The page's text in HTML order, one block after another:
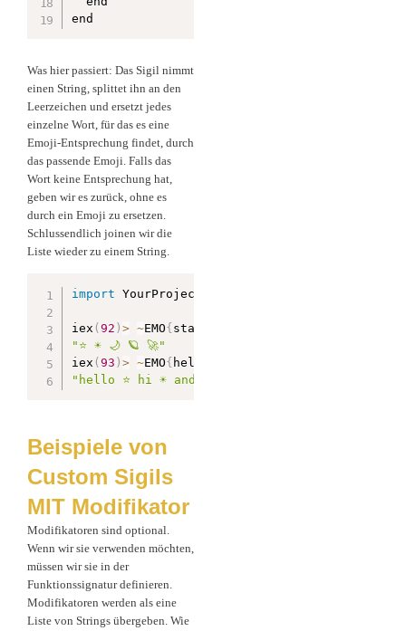
end
Was hier passiert: Das Sigil nimmt
einen String, splittet ihn an den
Leerzeichen und ersetzt jedes
einzelne Wort, für das es eine
Emoji-Entsprechung findet, durch
das passende Emoji. Falls das
Wort keine Entsprechung hat,
geben wir es zurück, ohne es
durch ein Emoji zu ersetzen.
Schlussendlich joinen wir die
Liste wieder zu einem String.
import YourProject
iex (92 )> ~EMO{ star sun moon planet rocket
"⭐ ☀️ 🌙 🪐 🚀"
iex (93 )> ~EMO{ hello star hello sun
"hello ⭐ hi ☀️ and see you 🌙"
Beispiele von
Custom Sigils
MIT Modifikator
Modifikatoren sind optional.
Wenn wir sie verwenden möchten,
müssen wir sie in der
Funktionssignatur definieren.
Modifikatoren werden als eine
Liste von Strings übergeben. Wie